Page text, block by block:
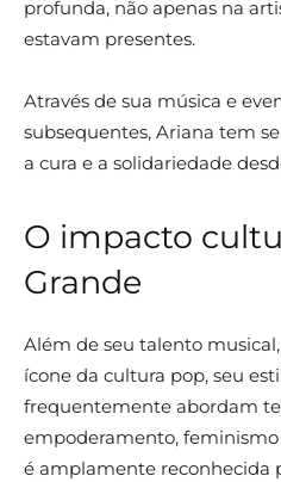
profunda, não apenas na
estavam presentes.
Através de sua música e
subsequentes, Ariana tem
a cura e a solidariedade
O impacto
Grande
Além de seu talento
ícone da cultura pop, seu
frequentemente abordam
empoderamento,
é amplamente reconhecida